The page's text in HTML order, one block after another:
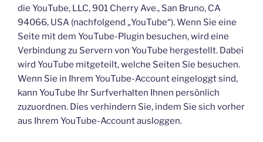
die YouTube, LLC, 901 Cherry Ave., San Bruno, CA
94066, USA (nachfolgend „YouTube“). Wenn Sie eine
Seite mit dem YouTube-Plugin besuchen, wird eine
Verbindung zu Servern von YouTube hergestellt. Dabei
wird YouTube mitgeteilt, welche Seiten Sie besuchen.
Wenn Sie in Ihrem YouTube-Account eingeloggt sind,
kann YouTube Ihr Surfverhalten Ihnen persönlich
zuzuordnen. Dies verhindern Sie, indem Sie sich vorher
aus Ihrem YouTube-Account ausloggen.